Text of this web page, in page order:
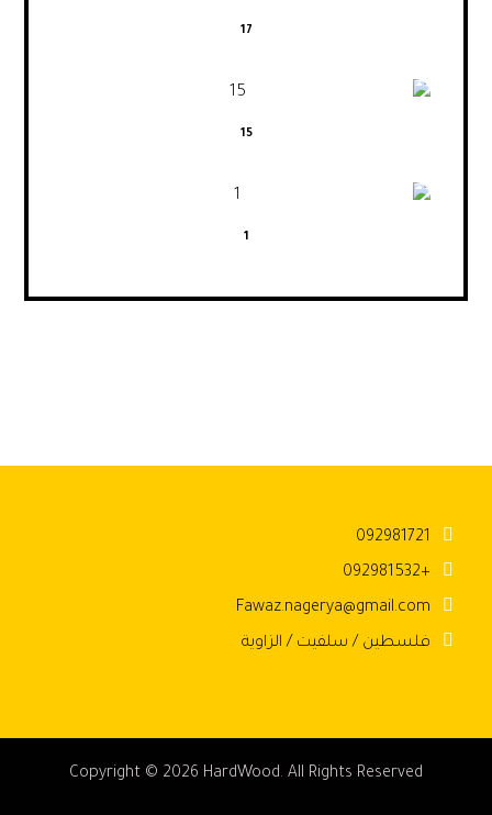
17
15
1
092981721
+092981532
Fawaz.nagerya@gmail.com
فلسطين / سلفيت / الزاوية
Copyright © 2026 HardWood. All Rights Reserved